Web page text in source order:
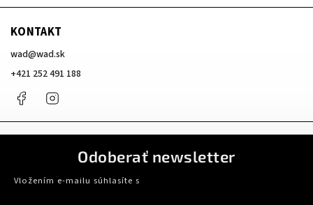
KONTAKT
wad@wad.sk
+421 252 491 188
Facebook
Odoberať newsletter
Vložením e-mailu súhlasíte s